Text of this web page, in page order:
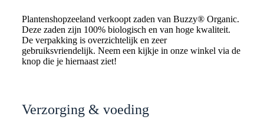
Plantenshopzeeland verkoopt zaden van Buzzy® Organic.
Deze zaden zijn 100% biologisch en van hoge kwaliteit.
De verpakking is overzichtelijk en zeer
gebruiksvriendelijk. Neem een kijkje in onze winkel via de
knop die je hiernaast ziet!
Verzorging & voeding